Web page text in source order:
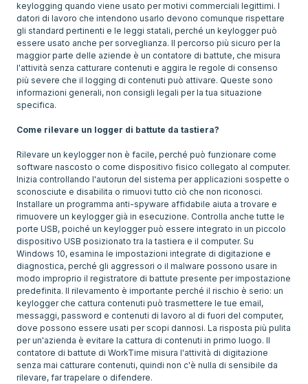
keylogging quando viene usato per motivi commerciali legittimi. I
datori di lavoro che intendono usarlo devono comunque rispettare
gli standard pertinenti e le leggi statali, perché un keylogger può
essere usato anche per sorveglianza. Il percorso più sicuro per la
maggior parte delle aziende è un contatore di battute, che misura
l'attività senza catturare contenuti e aggira le regole di consenso
più severe che il logging di contenuti può attivare. Queste sono
informazioni generali, non consigli legali per la tua situazione
specifica.
Come rilevare un logger di battute da tastiera?
Rilevare un keylogger non è facile, perché può funzionare come
software nascosto o come dispositivo fisico collegato al computer.
Inizia controllando l'autorun del sistema per applicazioni sospette o
sconosciute e disabilita o rimuovi tutto ciò che non riconosci.
Installare un programma anti-spyware affidabile aiuta a trovare e
rimuovere un keylogger già in esecuzione. Controlla anche tutte le
porte USB, poiché un keylogger può essere integrato in un piccolo
dispositivo USB posizionato tra la tastiera e il computer. Su
Windows 10, esamina le impostazioni integrate di digitazione e
diagnostica, perché gli aggressori o il malware possono usare in
modo improprio il registratore di battute presente per impostazione
predefinita. Il rilevamento è importante perché il rischio è serio: un
keylogger che cattura contenuti può trasmettere le tue email,
messaggi, password e contenuti di lavoro al di fuori del computer,
dove possono essere usati per scopi dannosi. La risposta più pulita
per un'azienda è evitare la cattura di contenuti in primo luogo. Il
contatore di battute di WorkTime misura l'attività di digitazione
senza mai catturare contenuti, quindi non c'è nulla di sensibile da
rilevare, far trapelare o difendere.